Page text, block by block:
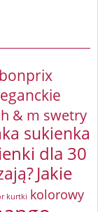
bonprix
h & m swetry
sukienka
dla 30
Jakie
kurtki kolorowy